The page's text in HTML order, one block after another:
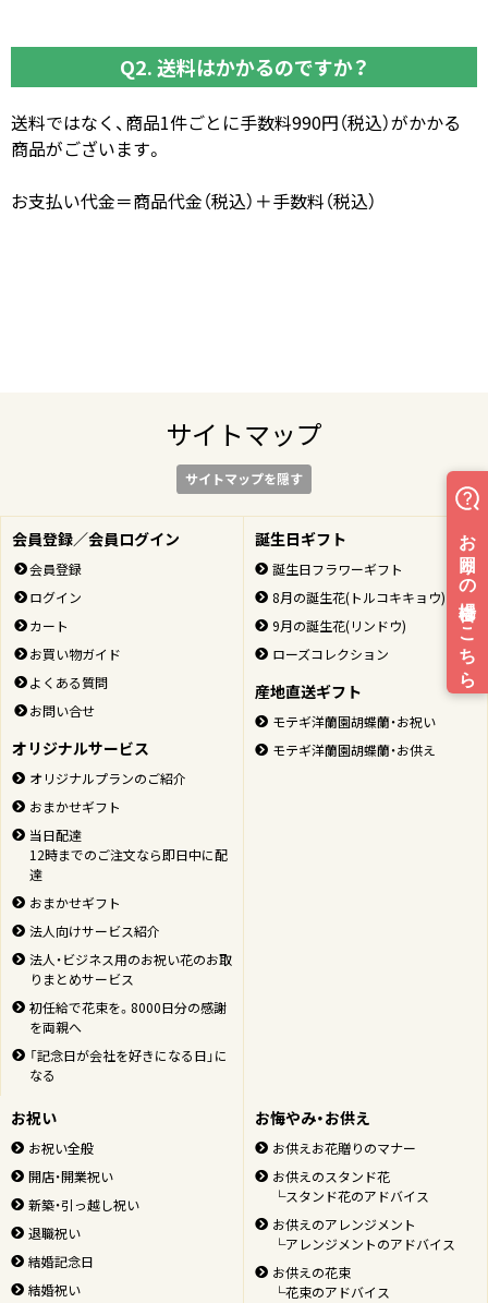
Q2. 送料はかかるのですか？
送料ではなく、商品1件ごとに手数料990円（税込）がかかる
商品がございます。
お支払い代金＝商品代金（税込）＋手数料（税込）
サイトマップ
サイトマップを隠す
会員登録／会員ログイン
会員登録
ログイン
カート
お買い物ガイド
よくある質問
お問い合せ
オリジナルサービス
オリジナルプランのご紹介
おまかせギフト
当日配達
12時までのご注文なら即日中に配
達
おまかせギフト
法人向けサービス紹介
法人・ビジネス用のお祝い花のお取
りまとめサービス
初任給で花束を。8000日分の感謝
を両親へ
「記念日が会社を好きになる日」に
なる
誕生日ギフト
誕生日フラワーギフト
8月の誕生花(トルコキキョウ)
9月の誕生花(リンドウ)
ローズコレクション
産地直送ギフト
モテギ洋蘭園胡蝶蘭・お祝い
モテギ洋蘭園胡蝶蘭・お供え
お祝い
お祝い全般
開店・開業祝い
新築・引っ越し祝い
退職祝い
結婚記念日
結婚祝い
お悔やみ・お供え
お供えお花贈りのマナー
お供えのスタンド花
└スタンド花のアドバイス
お供えのアレンジメント
└アレンジメントのアドバイス
お供えの花束
└花束のアドバイス